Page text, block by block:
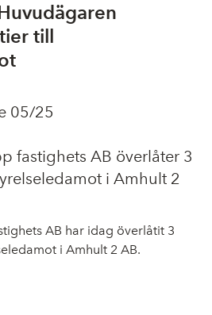
till
05/25
fastighets AB överlåter 3
i Amhult 2
AB har idag överlåtit 3
i Amhult 2 AB.